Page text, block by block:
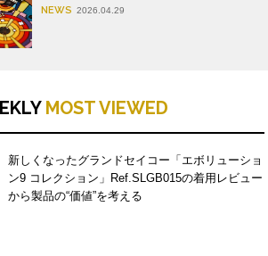
NEWS 2026.04.29
MOST VIEWED
新しくなったグランドセイコー「エボリューショ
ン9 コレクション」Ref.SLGB015の着用レビュー
から製品の“価値”を考える